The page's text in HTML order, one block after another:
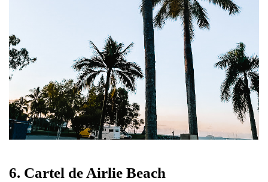
6. Cartel de Airlie Beach